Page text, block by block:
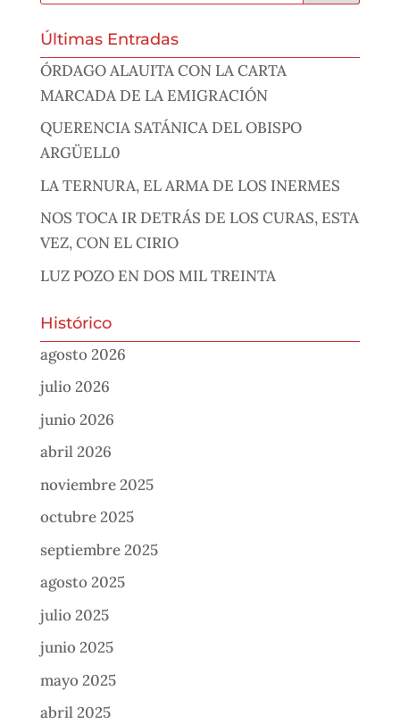
Últimas Entradas
ÓRDAGO ALAUITA CON LA CARTA
MARCADA DE LA EMIGRACIÓN
QUERENCIA SATÁNICA DEL OBISPO
ARGÜELL0
LA TERNURA, EL ARMA DE LOS INERMES
NOS TOCA IR DETRÁS DE LOS CURAS, ESTA
VEZ, CON EL CIRIO
LUZ POZO EN DOS MIL TREINTA
Histórico
agosto 2026
julio 2026
junio 2026
abril 2026
noviembre 2025
octubre 2025
septiembre 2025
agosto 2025
julio 2025
junio 2025
mayo 2025
abril 2025